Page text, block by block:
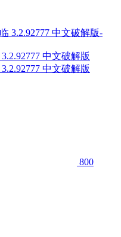
中文破解版
中文破解版
800